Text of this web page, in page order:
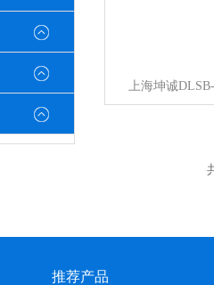
上海坤诚
推荐产品